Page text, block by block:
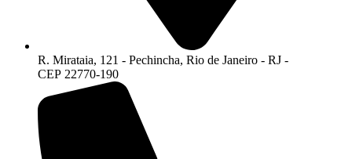
R. Mirataia, 121 - Pechincha, Rio de Janeiro - RJ -
CEP 22770-190